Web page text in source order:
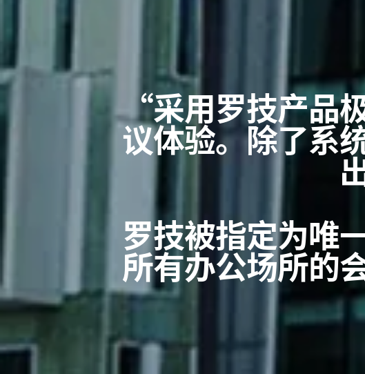
“采用罗技产品
议体验。除了系
罗技被指定为唯
所有办公场所的